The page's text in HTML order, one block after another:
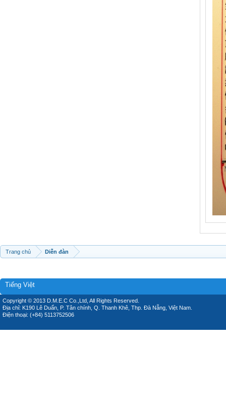
Trang chủ Diễn đàn
Tiếng Việt
Copyright © 2013 D.M.E.C Co.,Ltd, All Rights Reserved.
Địa chỉ: K190 Lê Duẩn, P. Tân chính, Q. Thanh Khê, Thp. Đà Nẵng, Việt Nam.
Điện thoại: (+84) 5113752506